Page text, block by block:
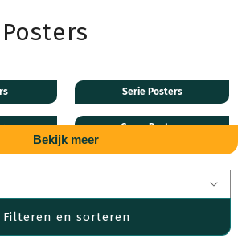
Serie Posters
Game Posters
Kinder Posters
Sport Posters
Bekijk meer
Filteren en sorteren